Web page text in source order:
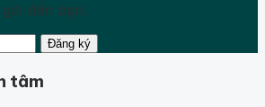
đến bạn.
Đăng ký
tâm